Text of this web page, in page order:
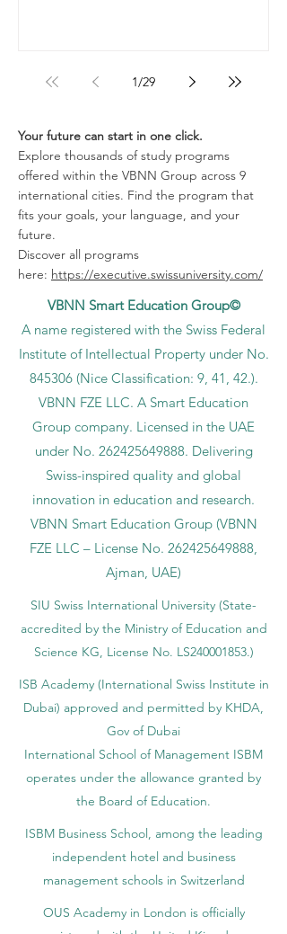
1/29
Your future can start in one click.
Explore thousands of study programs
offered within the VBNN Group across 9
international cities. Find the program that
fits your goals, your language, and your
future.
Discover all programs
here: https://executive.swissuniversity.com/
VBNN Smart Education Group©
A name registered with the Swiss Federal
Institute of Intellectual Property under No.
845306 (Nice Classification: 9, 41, 42.).
VBNN FZE LLC. A Smart Education
Group company. Licensed in the UAE
under No. 262425649888. Delivering
Swiss-inspired quality and global
innovation in education and research.
VBNN Smart Education Group (VBNN
FZE LLC – License No. 262425649888,
Ajman, UAE)
SIU Swiss International University (State-
accredited by the Ministry of Education and
Science KG, License No. LS240001853.)
ISB Academy (International Swiss Institute in
Dubai) approved and permitted by KHDA,
Gov of Dubai
International School of Management ISBM
operates under the allowance granted by
the Board of Education.
ISBM Business School, among the leading
independent hotel and business
management schools in Switzerland
OUS Academy in London is officially